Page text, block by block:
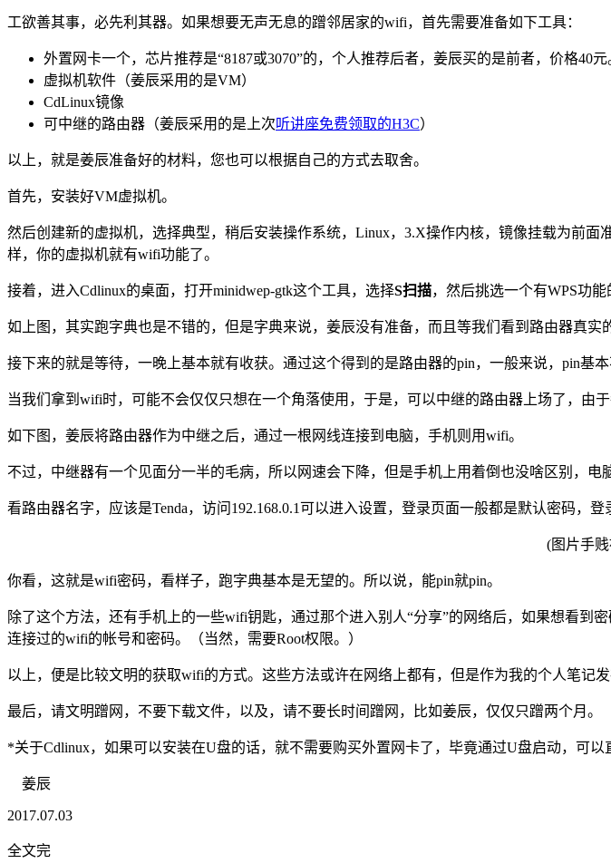
工欲善其事，必先利其器。如果想要无声无息的蹭邻居家的wifi，首先需要准备如下工具：
外置网卡一个，芯片推荐是“8187或3070”的，个人推荐后者，姜辰买的是前者，价格40元
虚拟机软件（姜辰采用的是VM）
CdLinux镜像
可中继的路由器（姜辰采用的是上次听讲座免费领取的H3C）
以上，就是姜辰准备好的材料，您也可以根据自己的方式去取舍。
首先，安装好VM虚拟机。
然后创建新的虚拟机，选择典型，稍后安装操作系统，Linux，3.X操作内核，镜像挂载为前
样，你的虚拟机就有wifi功能了。
接着，进入Cdlinux的桌面，打开minidwep-gtk这个工具，选择S扫描，然后挑选一个有WPS功
如上图，其实跑字典也是不错的，但是字典来说，姜辰没有准备，而且等我们看到路由器真实
接下来的就是等待，一晚上基本就有收获。通过这个得到的是路由器的pin，一般来说，pin基本
当我们拿到wifi时，可能不会仅仅只想在一个角落使用，于是，可以中继的路由器上场了，由
如下图，姜辰将路由器作为中继之后，通过一根网线连接到电脑，手机则用wifi。
不过，中继器有一个见面分一半的毛病，所以网速会下降，但是手机上用着倒也没啥区别，电
看路由器名字，应该是Tenda，访问192.168.0.1可以进入设置，登录页面一般都是默认密码，
(图片手
你看，这就是wifi密码，看样子，跑字典基本是无望的。所以说，能pin就pin。
除了这个方法，还有手机上的一些wifi钥匙，通过那个进入别人“分享”的网络后，如果想看到
连接过的wifi的帐号和密码。（当然，需要Root权限。）
以上，便是比较文明的获取wifi的方式。这些方法或许在网络上都有，但是作为我的个人笔记
最后，请文明蹭网，不要下载文件，以及，请不要长时间蹭网，比如姜辰，仅仅只蹭两个月。
*关于Cdlinux，如果可以安装在U盘的话，就不需要购买外置网卡了，毕竟通过U盘启动，可以
姜辰
2017.07.03
全文完